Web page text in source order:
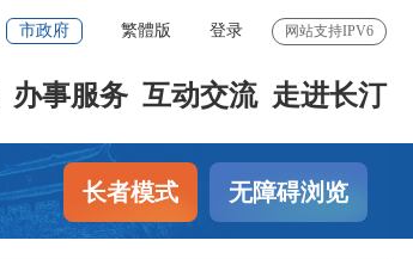
市政府 繁體版 登录 网站支持IPV6
办事服务 互动交流 走进长汀
长者模式 无障碍浏览